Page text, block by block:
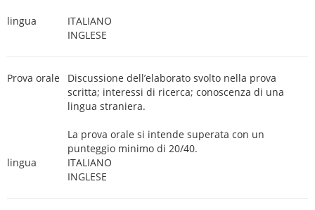
lingua
ITALIANO
INGLESE
Prova orale
Discussione dell’elaborato svolto nella prova
scritta; interessi di ricerca; conoscenza di una
lingua straniera.
La prova orale si intende superata con un
punteggio minimo di 20/40.
lingua
ITALIANO
INGLESE